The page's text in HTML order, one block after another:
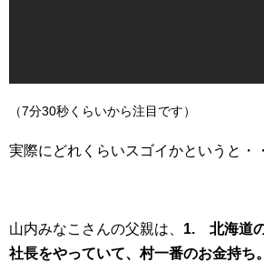
（7分30秒くらいから注目です）
実際にどれくらいスゴイかというと・
山内みなこさんの父親は、 1. 北海道
社長をやっていて、村一番のお金持